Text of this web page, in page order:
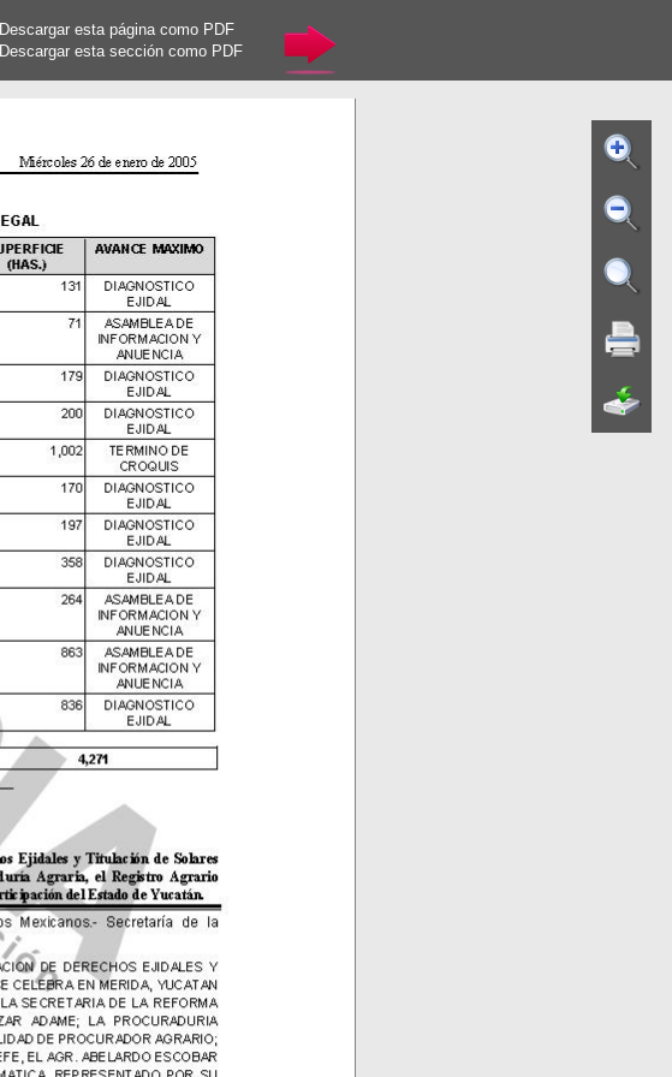
Descargar esta página como PDF
Descargar esta sección como PDF